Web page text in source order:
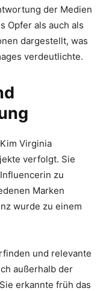
der Medien
Opfer als auch als
dargestellt, was
verdeutlichte.
Virginia
verfolgt. Sie
zu
Marken
wurde zu einem
und relevante
außerhalb der
erkannte früh das